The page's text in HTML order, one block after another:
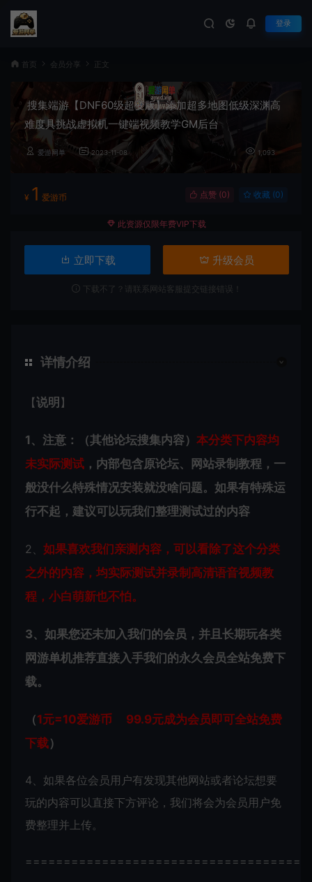
登录
首页 会员分享 正文
搜集端游【DNF60级超变版】添加超多地图低级深渊高
难度具挑战虚拟机一键端视频教学GM后台
爱游网单 2023-11-08 1,093
¥ 1 爱游币 点赞 (0) 收藏 (0)
此资源仅限年费VIP下载
立即下载 升级会员
下载不了？请联系网站客服提交链接错误！
详情介绍
【说明 】
1、注意：（其他论坛搜集内容） 本分类下内容均
未实际测试 ，内部包含原论坛、网站录制教程，一
般没什么特殊情况安装就没啥问题。如果有特殊运
行不起，建议可以玩我们整理测试过的内容
2、 如果喜欢我们亲测内容，可以看除了这个分类
之外的内容，均实际测试并录制高清语音视频教
程，小白萌新也不怕。
3、如果您还未加入我们的会员，并且长期玩各类
网游单机推荐直接入手我们的永久会员全站免费下
载。
（1元=10爱游币 99.9元成为会员即可全站免费
下载）
4、如果各位会员用户有发现其他网站或者论坛想要
玩的内容可以直接下方评论，我们将会为会员用户免
费整理并上传。